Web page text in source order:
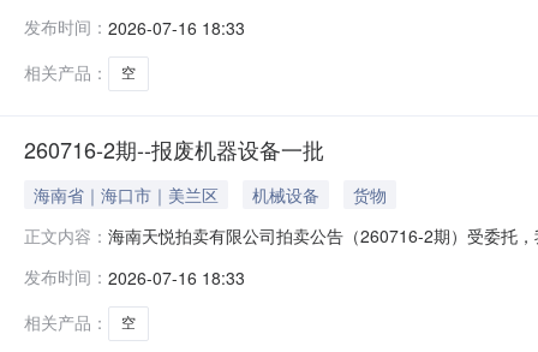
账号并实名认证，具体要求详见阿里拍卖平台《拍卖公
发布时间： 2026-07-16 18:33
相关产品：
空
260716-2期--报废机器设备一批
海南省｜海口市｜美兰区 机械设备
货物
正文内容： 海南天悦拍卖有限公司拍卖公告（260716-2期）受委托
《竞拍须知》。展示时间：2026年7月28日至31日。展
发布时间： 2026-07-16 18:33
相关产品：
空